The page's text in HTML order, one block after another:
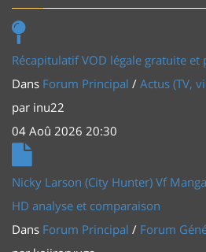
Récapitulatif VOD légale gratuite et
Dans Forum Principal / Actus (TV,
par inu22
04 Aoû 2026 20:30
Nicky Larson (City Hunter) Vf
HD analyse et comparaison
Dans Forum Principal / Forum